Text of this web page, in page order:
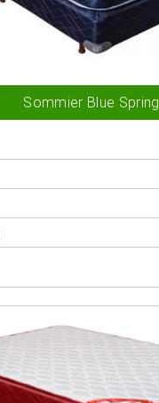
Sommier Blue Spring